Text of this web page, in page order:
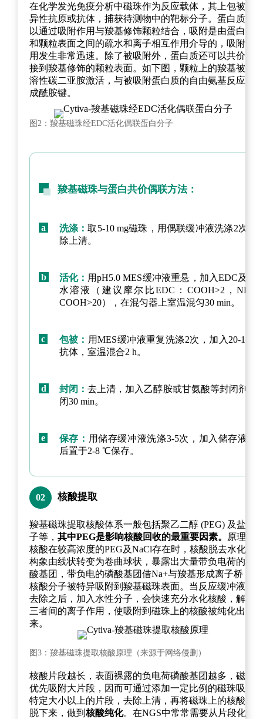
在化学发光免疫分析中磁珠作为反应载体，其上包被特
异性抗原或抗体，捕获待测物中的靶标分子。蛋白质可
以通过吸附作用与羧基修饰颗粒结合，吸附是由蛋白质
和颗粒表面之间的疏水和离子相互作用介导的，吸附作
用发生非常迅速。除了被吸附外，蛋白质还可以共价连
接到羧基修饰的颗粒表面。如下图，颗粒上的羧基被水
溶性碳二亚胺激活，与被吸附蛋白质的自由氨基反应形
成酰胺键。
图2：羧基磁珠经EDC活化偶联蛋白分子
羧基磁珠与蛋白共价偶联方法：
a 洗涤：取5-10 mg磁珠，用偶联缓冲液洗涤2次，
除上清。
b 活化： 用pH5.0 MES缓冲液重悬，加入EDC及
水溶液（建议摩尔比EDC：COOH>2，NHS
COOH>20），在混匀器上室温混匀30 min。
c 包被： 用MES缓冲液重复洗涤2次，加入20-100
抗体，室温混合2 h。
d 封闭： 去上清，加入乙醇胺或甘氨酸等封闭剂，
闭30 min。
e 保存： 用储存缓冲液洗涤3-5次，加入储存液摇
后置于2-8 ℃保存。
02 核酸提取
羧基磁珠提取核酸体系一般包括聚乙二醇 (PEG) 及盐离
子等， 其中PEG是影响核酸回收的最重要因素。
原理是
核酸在较高浓度的PEG及NaCl存在时，核酸脱去水化层
构象由线状转变为卷曲球状，暴露出大量带负电荷的磷
酸基团，带负电的磷酸基团借Na+与羧基形成离子桥，
核酸分子被特异吸附到羧基磁珠表面。当反应缓冲液被
去除之后，加入水性分子，会快速充分水化核酸，解除
三者间的离子作用，使吸附到磁珠上的核酸被纯化出
来。
图3：羧基磁珠提取核酸原理（来源于网络侵删）
核酸片段越长，表面裸露的负电荷磷酸基团越多，磁珠
优先吸附大片段，因而可通过添加一定比例的磁珠吸附
特定大小以上的片段，去除上清，再将磁珠上的核酸洗
脱下来，做到 核酸纯化。在NGS中常常需要从片段化